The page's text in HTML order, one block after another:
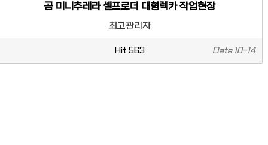
곰 미니추레라 셀프로더 대형렉카 작업현장
최고관리자
Hit 563 Date10-14